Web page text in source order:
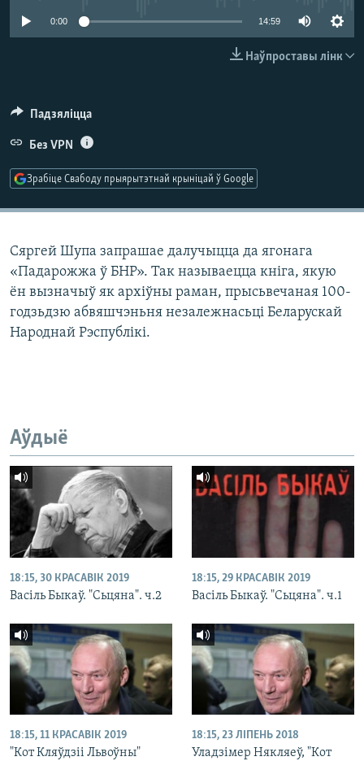
КАЛЯНДАР
НА ХВАЛЯХ СВАБОДЫ
0:00 14:59
Наўпроставы лінк
Падзяліцца
Без VPN
Зрабіце Свабоду прыярытэтнай крыніцай ў Google
Сяргей Шупа запрашае далучыцца да ягонага
«Падарожжа ў БНР». Так называецца кніга, якую
ён вызначыў як архіўны раман, прысьвечаная 100-
годзьдзю абвяшчэньня незалежнасьці Беларускай
Народнай Рэспублікі.
Аўдыё
18:15, 30 КРАСАВІК 2019
Васіль Быкаў. "Сьцяна". ч.2
18:15, 29 КРАСАВІК 2019
Васіль Быкаў. "Сьцяна". ч.1
18:15, 11 КРАСАВІК 2019
"Кот Кляўдзіі Львоўны"
18:15, 23 ЛІПЕНЬ 2018
Уладзімер Някляеў, "Кот